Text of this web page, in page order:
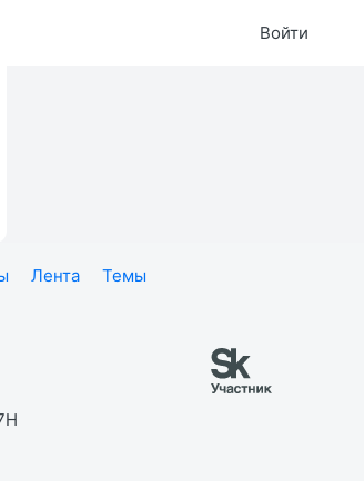
Войти
Лента
Темы